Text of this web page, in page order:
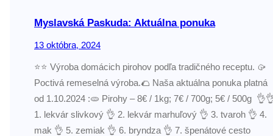
Myslavská Paskuda: Aktuálna ponuka
13 októbra, 2024
⭐️⭐️ Výroba domácich pirohov podľa tradičného receptu. 🥠
Poctivá remeselná výroba.🌮 Naša aktuálna ponuka platná
od 1.10.2024 :🫓 Pirohy – 8€ / 1kg; 7€ / 700g; 5€ / 500g
1. lekvár slivkový 👌 2. lekvár marhuľový 👌 3. tvaroh 👌 4.
mak 👌 5. zemiak 👌 6. bryndza 👌 7. špenátové cesto